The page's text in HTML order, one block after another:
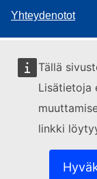
Tällä
Lisätietoja
linkki
Yhteydenotot